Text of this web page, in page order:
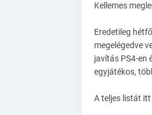
Kellemes
Eredetileg
megelégedve
javítás PS4-en
egyjátékos,
A teljes listát